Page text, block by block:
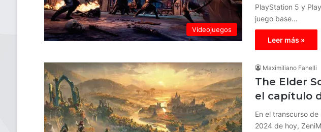
Videojuegos
PlayStation 5 y
juego base…
Leer más »
Maximiliano Fanelli
The Elder
el capítulo
En el transcurso
2024 de hoy,